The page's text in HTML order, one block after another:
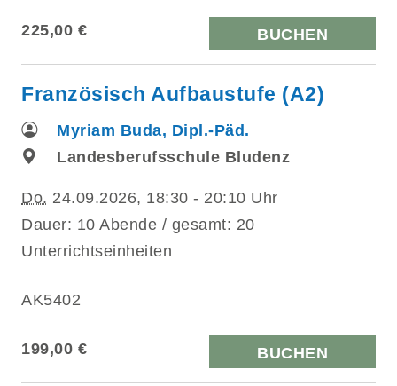
225,00 € BUCHEN
Französisch Aufbaustufe (A2)
Myriam Buda, Dipl.-Päd.
Landesberufsschule Bludenz
Do. 24.09.2026, 18:30 - 20:10 Uhr
Dauer: 10 Abende / gesamt: 20
Unterrichtseinheiten
AK5402
199,00 € BUCHEN